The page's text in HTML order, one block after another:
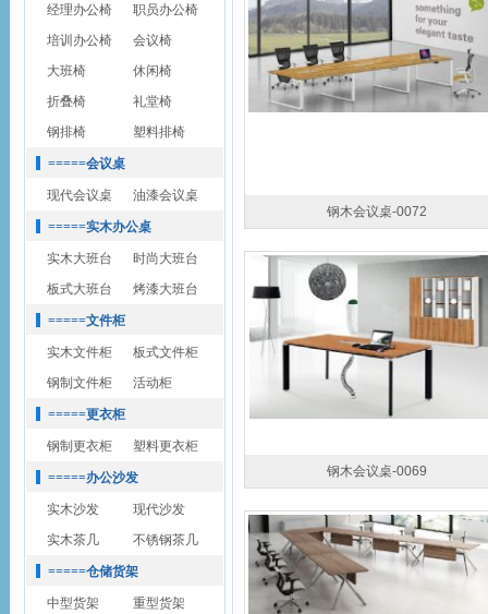
经理办公椅
职员办公椅
培训办公椅
会议椅
大班椅
休闲椅
折叠椅
礼堂椅
钢排椅
塑料排椅
=====会议桌
现代会议桌 油漆会议桌
=====实木办公桌
实木大班台
时尚大班台
板式大班台
烤漆大班台
=====文件柜
实木文件柜
板式文件柜
钢制文件柜
活动柜
=====更衣柜
钢制更衣柜 塑料更衣柜
=====办公沙发
实木沙发
现代沙发
实木茶几
不锈钢茶几
=====仓储货架
中型货架
重型货架
钢木会议桌-0072
钢木会议桌-0069